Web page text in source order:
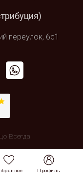
Профиль
переулок, 6с1
Всегда